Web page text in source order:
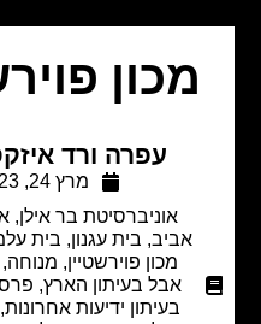
עפרה ורד איזקסון
מרץ 24, 2023
אוניברסיטת בר אילן ,
בית עגנון,בית עלמין
מכון פוירשטיין,מנוחה, פרסום
אבל בעיתון הארץ,פרסום
בעיתון ידיעות אחרונות,פרסום